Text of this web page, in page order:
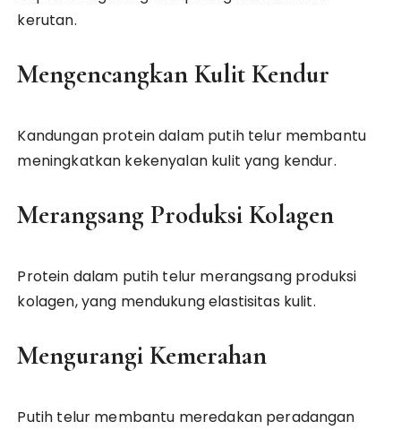
kerutan.
Mengencangkan Kulit Kendur
Kandungan protein dalam putih telur membantu
meningkatkan kekenyalan kulit yang kendur.
Merangsang Produksi Kolagen
Protein dalam putih telur merangsang produksi
kolagen, yang mendukung elastisitas kulit.
Mengurangi Kemerahan
Putih telur membantu meredakan peradangan